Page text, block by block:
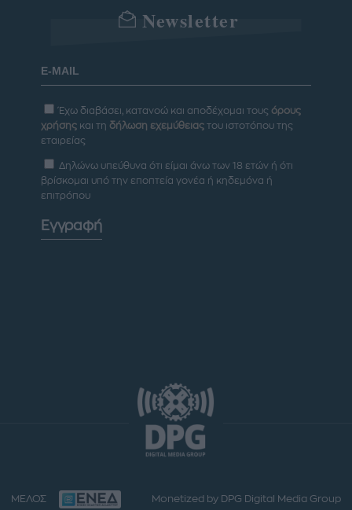
Newsletter
Έχω διαβάσει, κατανοώ και αποδέχομαι τους όρους
χρήσης και τη δήλωση εχεμύθειας του ιστοτόπου της
εταιρείας
Δηλώνω υπεύθυνα ότι είμαι άνω των 18 ετών ή ότι
βρίσκομαι υπό την εποπτεία γονέα ή κηδεμόνα ή
επιτρόπου
Εγγραφή
ΜΕΛΟΣ Monetized by DPG Digital Media Group